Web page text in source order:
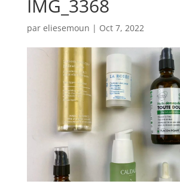
IMG_3368
par eliesemoun | Oct 7, 2022